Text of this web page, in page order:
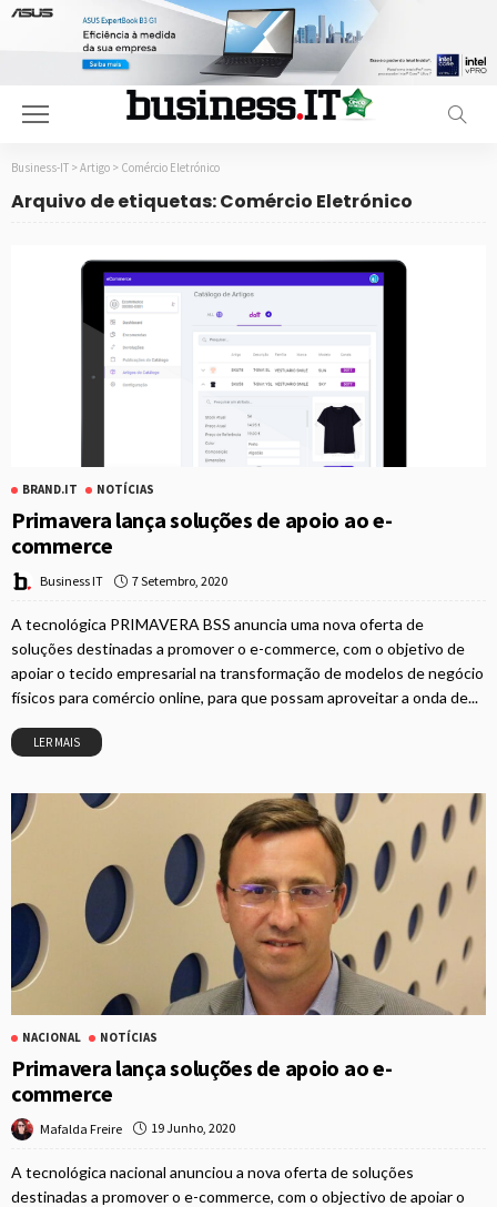
Business-IT > Artigo > Comércio Eletrónico
Arquivo de etiquetas: Comércio Eletrónico
BRAND.IT NOTÍCIAS
Primavera lança soluções de apoio ao e-
commerce
Business IT 7 Setembro, 2020
A tecnológica PRIMAVERA BSS anuncia uma nova oferta de
soluções destinadas a promover o e-commerce, com o objetivo de
apoiar o tecido empresarial na transformação de modelos de negócio
físicos para comércio online, para que possam aproveitar a onda de...
LER MAIS
NACIONAL NOTÍCIAS
Primavera lança soluções de apoio ao e-
commerce
Mafalda Freire 19 Junho, 2020
A tecnológica nacional anunciou a nova oferta de soluções
destinadas a promover o e-commerce, com o objectivo de apoiar o